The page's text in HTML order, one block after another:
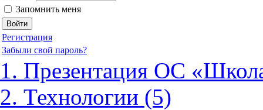
Запомнить меня
Регистрация
Забыли свой пароль?
1. Презентация ОС
2. Технологии (5)